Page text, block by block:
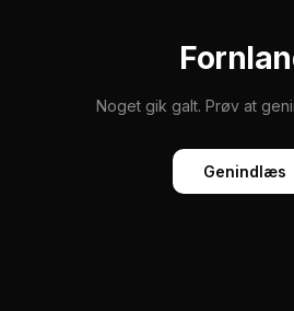
Noget gik galt. Prøv at
Genindlæs